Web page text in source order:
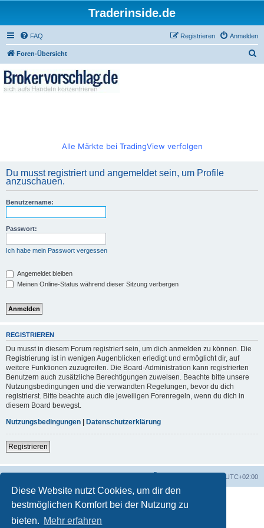
Diese Website nutzt Cookies, um dir den
bestmöglichen Komfort bei der Nutzung zu
bieten. Mehr erfahren
Traderinside.de
FAQ Anmelden
Registrieren
Foren-Übersicht
Alle Märkte bei TradingView verfolgen
Du musst registriert und angemeldet sein, um Profile
anzuschauen.
Benutzername:
Passwort:
Ich habe mein Passwort vergessen
Angemeldet bleiben
Meinen Online-Status während dieser Sitzung verbergen
REGISTRIEREN
Du musst in diesem Forum registriert sein, um dich anmelden zu können. Die
Registrierung ist in wenigen Augenblicken erledigt und ermöglicht dir, auf
weitere Funktionen zuzugreifen. Die Board-Administration kann registrierten
Benutzern auch zusätzliche Berechtigungen zuweisen. Beachte bitte unsere
Nutzungsbedingungen und die verwandten Regelungen, bevor du dich
registrierst. Bitte beachte auch die jeweiligen Forenregeln, wenn du dich in
diesem Board bewegst.
Nutzungsbedingungen | Datenschutzerklärung
Registrieren
UTC+02:00